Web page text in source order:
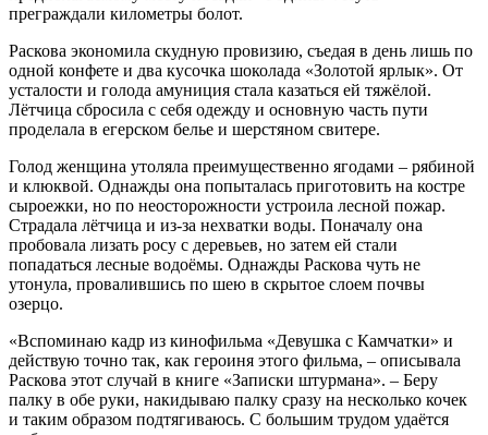
преграждали километры болот.
Раскова экономила скудную провизию, съедая в день лишь по
одной конфете и два кусочка шоколада «Золотой ярлык». От
усталости и голода амуниция стала казаться ей тяжёлой.
Лётчица сбросила с себя одежду и основную часть пути
проделала в егерском белье и шерстяном свитере.
Голод женщина утоляла преимущественно ягодами – рябиной
и клюквой. Однажды она попыталась приготовить на костре
сыроежки, но по неосторожности устроила лесной пожар.
Страдала лётчица и из-за нехватки воды. Поначалу она
пробовала лизать росу с деревьев, но затем ей стали
попадаться лесные водоёмы. Однажды Раскова чуть не
утонула, провалившись по шею в скрытое слоем почвы
озерцо.
«Вспоминаю кадр из кинофильма «Девушка с Камчатки» и
действую точно так, как героиня этого фильма, – описывала
Раскова этот случай в книге «Записки штурмана». – Беру
палку в обе руки, накидываю палку сразу на несколько кочек
и таким образом подтягиваюсь. С большим трудом удаётся